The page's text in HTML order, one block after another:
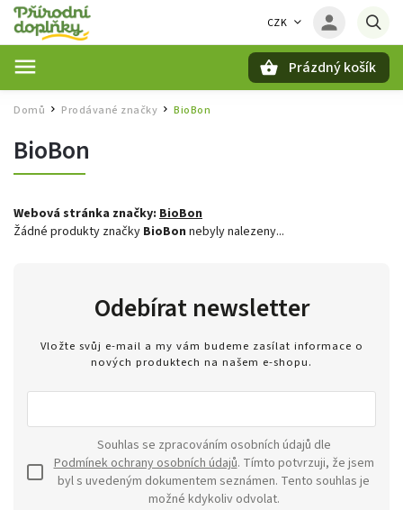
CZK
Prázdný košík
Domů / Prodávané značky / BioBon
BioBon
Webová stránka značky: BioBon
Žádné produkty značky BioBon nebyly nalezeny...
Odebírat newsletter
Vložte svůj e-mail a my vám budeme zasílat informace o
nových produktech na našem e-shopu.
Podmínek ochrany osobních údajů. Tímto potvrzuji, že jsem
byl s uvedeným dokumentem seznámen. Tento souhlas je
možné kdykoliv odvolat.